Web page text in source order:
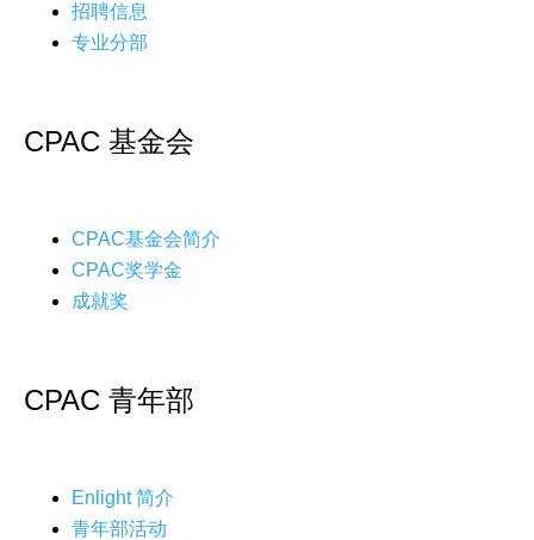
招聘信息
专业分部
CPAC 基金会
CPAC基金会简介
CPAC奖学金
成就奖
CPAC 青年部
Enlight 简介
青年部活动